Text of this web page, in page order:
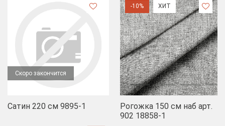
Скоро закончится
Сатин 220 см 9895-1
-10% ХИТ
Рогожка 150 см наб арт.
902 18858-1